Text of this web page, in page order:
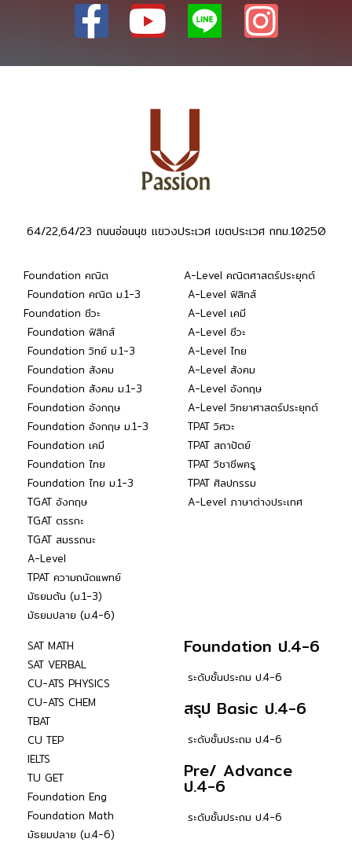
64/22,64/23 ถนนอ่อนนุช แขวงประเวศ เขตประเวศ กทม.10250
Foundation คณิต
Foundation คณิต ม.1-3
Foundation ชีวะ
Foundation ฟิสิกส์
Foundation วิทย์ ม.1-3
Foundation สังคม
Foundation สังคม ม.1-3
Foundation อังกฤษ
Foundation อังกฤษ ม.1-3
Foundation เคมี
Foundation ไทย
Foundation ไทย ม.1-3
TGAT อังกฤษ
TGAT ตรรกะ
TGAT สมรรถนะ
A-Level
TPAT ความถนัดแพทย์
มัธยมต้น (ม.1-3)
มัธยมปลาย (ม.4-6)
A-Level คณิตศาสตร์ประยุกต์
A-Level ฟิสิกส์
A-Level เคมี
A-Level ชีวะ
A-Level ไทย
A-Level สังคม
A-Level อังกฤษ
A-Level วิทยาศาสตร์ประยุกต์
TPAT วิศวะ
TPAT สถาปัตย์
TPAT วิชาชีพครู
TPAT ศิลปกรรม
A-Level ภาษาต่างประเทศ
SAT MATH
SAT VERBAL
CU-ATS PHYSICS
CU-ATS CHEM
TBAT
CU TEP
IELTS
TU GET
Foundation Eng
Foundation Math
มัธยมปลาย (ม.4-6)
Foundation ป.4-6
ระดับชั้นประถม ป.4-6
สรุป Basic ป.4-6
ระดับชั้นประถม ป.4-6
Pre/ Advance
ป.4-6
ระดับชั้นประถม ป.4-6